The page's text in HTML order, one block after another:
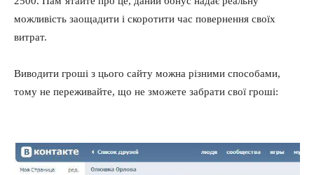
можливість заощадити і скоротити час повернення своїх
витрат.
Виводити гроші з цього сайту можна різними способами,
тому не переживайте, що не зможете забрати свої гроші: